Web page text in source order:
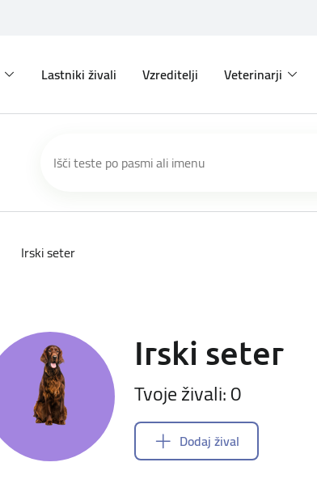
Lastniki živali Vzreditelji Veterinarji
Irski seter
Irski seter
Tvoje živali: 0
Dodaj žival